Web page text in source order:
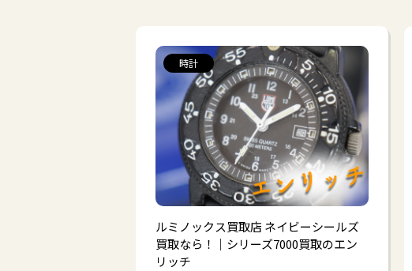
時計
ルミノックス買取店 ネイビーシールズ
買取なら！｜シリーズ7000買取のエン
リッチ